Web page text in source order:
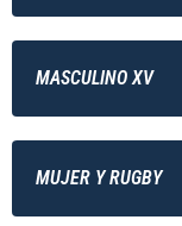
MASCULINO XV
MUJER Y RUGBY